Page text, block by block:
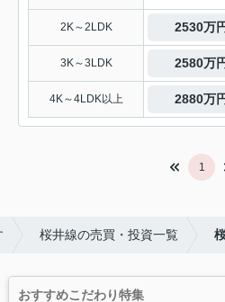
2K～2LDK 2530万
3K～3LDK 2580万
4K～4LDK以上 2880万
1
桜井線の売買・投資一覧
おすすめこだわり特集